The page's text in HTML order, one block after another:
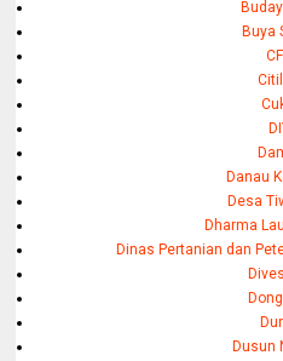
Buya
Danau
Desa
Dharma
Dinas Pertanian dan
Dusun